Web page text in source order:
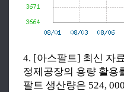
4. [아스팔트] 최신 자
정제공장의 용량 활용
팔트 생산량은 524,